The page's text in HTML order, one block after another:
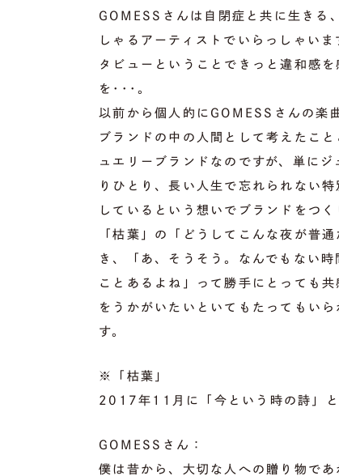
GOMESSさんは自閉症と共に生きる
しゃるアーティストでいらっしゃい
タビューということできっと違和感
を･･･。
以前から個人的にGOMESSさんの楽
ブランドの中の人間として考えたこ
ュエリーブランドなのですが、単に
りひとり、長い人生で忘れられない
しているという想いでブランドをつ
「枯葉」の「どうしてこんな夜が普
き、「あ、そうそう。なんでもない
ことあるよね」って勝手にとっても
をうかがいたいといてもたってもい
す。
※「枯葉」
2017年11月に「今という時の詩」と
GOMESSさん：
僕は昔から、大切な人への贈り物で